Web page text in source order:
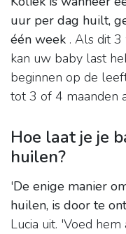
uur per dag huilt,
één week . Als dit
kan uw baby last
beginnen op de
tot 3 of 4 maanden
Hoe laat je je
huilen?
'De enige manier
huilen, is door te
Lucia uit. 'Voed